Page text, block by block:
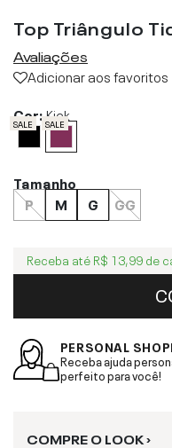
Top Triângulo
Avaliações
Adicionar aos favoritos
Cor:Kick
SALE SALE
Tamanho
P
M G GG
Receba até R$ 13,99 de
PERSONAL
Receba ajuda
perfeito para você!
COMPRE O LOOK ›